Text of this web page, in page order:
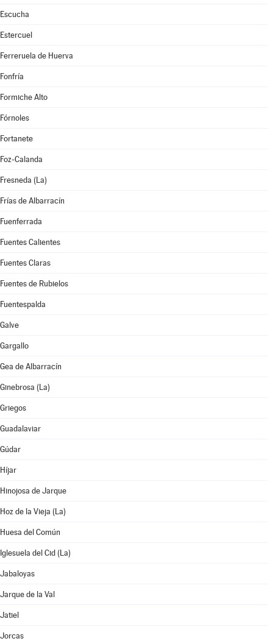
Escucha
Estercuel
Ferreruela de Huerva
Fonfría
Formiche Alto
Fórnoles
Fortanete
Foz-Calanda
Fresneda (La)
Frías de Albarracín
Fuenferrada
Fuentes Calientes
Fuentes Claras
Fuentes de Rubielos
Fuentespalda
Galve
Gargallo
Gea de Albarracín
Ginebrosa (La)
Griegos
Guadalaviar
Gúdar
Híjar
Hinojosa de Jarque
Hoz de la Vieja (La)
Huesa del Común
Iglesuela del Cid (La)
Jabaloyas
Jarque de la Val
Jatiel
Jorcas